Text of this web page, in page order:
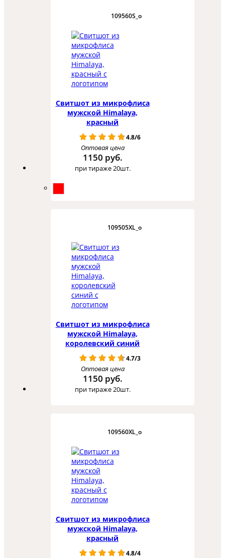
109560S_o
Свитшот из микрофлиса
мужской Himalaya,
красный
4.8/6
Оптовая цена
1150 руб.
при тираже 20шт.
109505XL_o
Свитшот из микрофлиса
мужской Himalaya,
королевский синий
4.7/3
Оптовая цена
1150 руб.
при тираже 20шт.
109560XL_o
Свитшот из микрофлиса
мужской Himalaya,
красный
4.8/4